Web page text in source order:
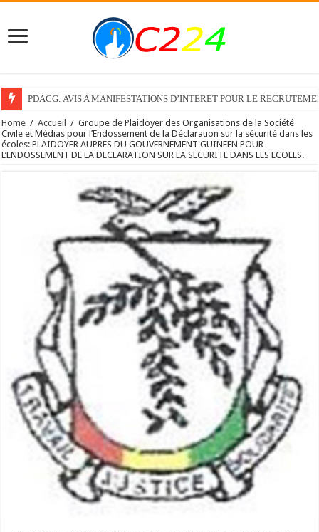
PDACG: AVIS A MANIFESTATIONS D’INTERET POUR LE
Home / Accueil / Groupe de Plaidoyer des Organisations de la Société
Civile et Médias pour l’Endossement de la Déclaration sur la sécurité dans les
écoles: PLAIDOYER AUPRES DU GOUVERNEMENT GUINEEN POUR
L’ENDOSSEMENT DE LA DECLARATION SUR LA SECURITE DANS LES ECOLES.